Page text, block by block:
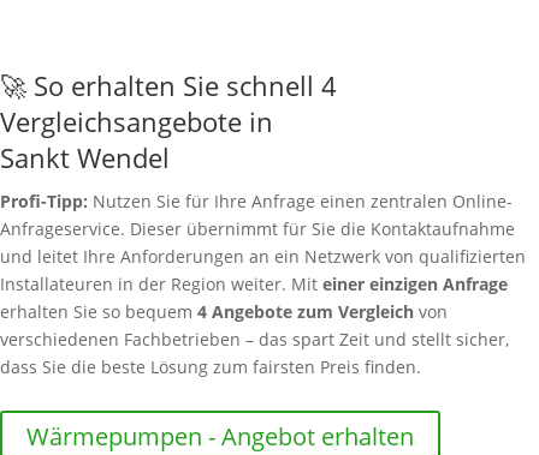
🚀 So erhalten Sie schnell 4
Vergleichsangebote in
Sankt Wendel
Profi-Tipp: Nutzen Sie für Ihre Anfrage einen zentralen Online-
Anfrageservice. Dieser übernimmt für Sie die Kontaktaufnahme
und leitet Ihre Anforderungen an ein Netzwerk von qualifizierten
Installateuren in der Region weiter. Mit einer einzigen Anfrage
erhalten Sie so bequem 4 Angebote zum Vergleich von
verschiedenen Fachbetrieben – das spart Zeit und stellt sicher,
dass Sie die beste Lösung zum fairsten Preis finden.
Wärmepumpen - Angebot erhalten